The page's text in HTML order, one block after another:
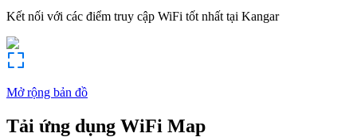
Kết nối với các điểm truy cập WiFi tốt nhất tại Kangar
Mở rộng bản đồ
Tải ứng dụng WiFi Map